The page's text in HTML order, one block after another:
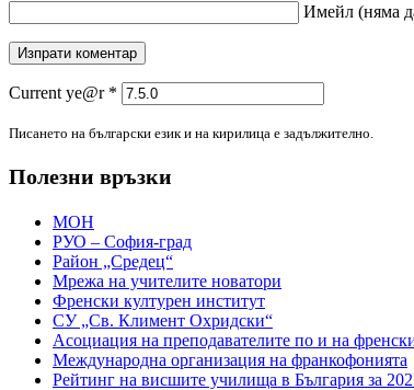
Имейл (няма
Current ye@r *
Писането на български език и на кирилица е задължително.
Полезни връзки
МОН
РУО – София-град
Район „Средец“
Мрежа на учителите новатори
Френски културен институт
СУ „Св. Климент Охридски“
Асоциация на преподавателите по и на
Международна организация на франкофонията
Рейтинг на висшите училища в България за